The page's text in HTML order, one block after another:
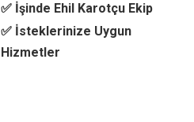
✅ İşinde Ehil Karotçu Ekip
✅ İsteklerinize Uygun
Hizmetler